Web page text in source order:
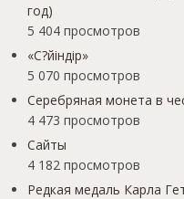
год)
5 404 просмотров
«С?йіндір»
5 070 просмотров
Серебряная монета в
4 473 просмотров
Сайты
4 182 просмотров
Редкая медаль Карла